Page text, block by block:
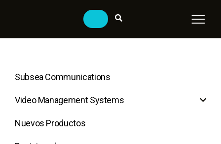
Subsea Communications
Video Management Systems
Nuevos Productos